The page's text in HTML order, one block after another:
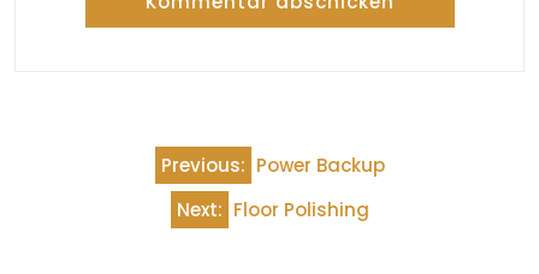
Beitragsnavigation
Previous: Power Backup
Next: Floor Polishing